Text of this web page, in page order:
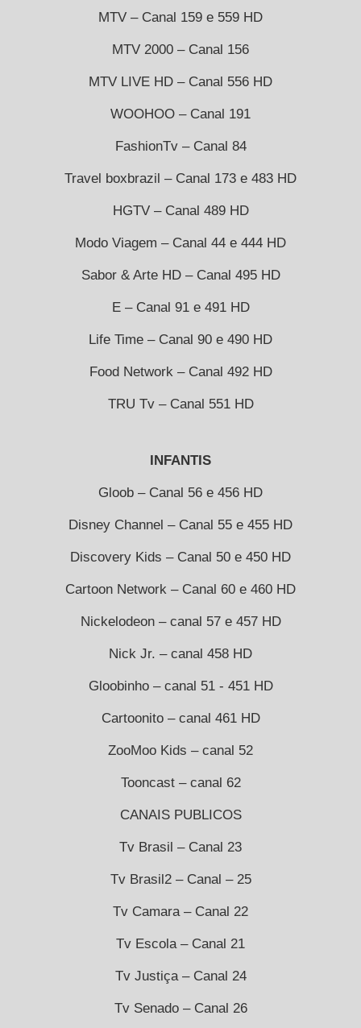
MTV – Canal 159 e 559 HD
MTV 2000 – Canal 156
MTV LIVE HD – Canal 556 HD
WOOHOO – Canal 191
FashionTv – Canal 84
Travel boxbrazil – Canal 173 e 483 HD
HGTV – Canal 489 HD
Modo Viagem – Canal 44 e 444 HD
Sabor & Arte HD – Canal 495 HD
E – Canal 91 e 491 HD
Life Time – Canal 90 e 490 HD
Food Network – Canal 492 HD
TRU Tv – Canal 551 HD
INFANTIS
Gloob – Canal 56 e 456 HD
Disney Channel – Canal 55 e 455 HD
Discovery Kids – Canal 50 e 450 HD
Cartoon Network – Canal 60 e 460 HD
Nickelodeon – canal 57 e 457 HD
Nick Jr. – canal 458 HD
Gloobinho – canal 51 - 451 HD
Cartoonito – canal 461 HD
ZooMoo Kids – canal 52
Tooncast – canal 62
CANAIS PUBLICOS
Tv Brasil – Canal 23
Tv Brasil2 – Canal – 25
Tv Camara – Canal 22
Tv Escola – Canal 21
Tv Justiça – Canal 24
Tv Senado – Canal 26